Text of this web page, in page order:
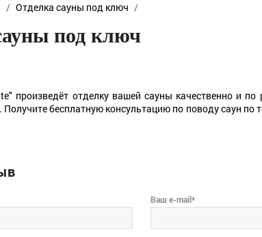
/ Отделка сауны под ключ /
под ключ
произведёт отделку вашей сауны качественно и по
бесплатную консультацию по поводу саун по
Ваш e-mail*